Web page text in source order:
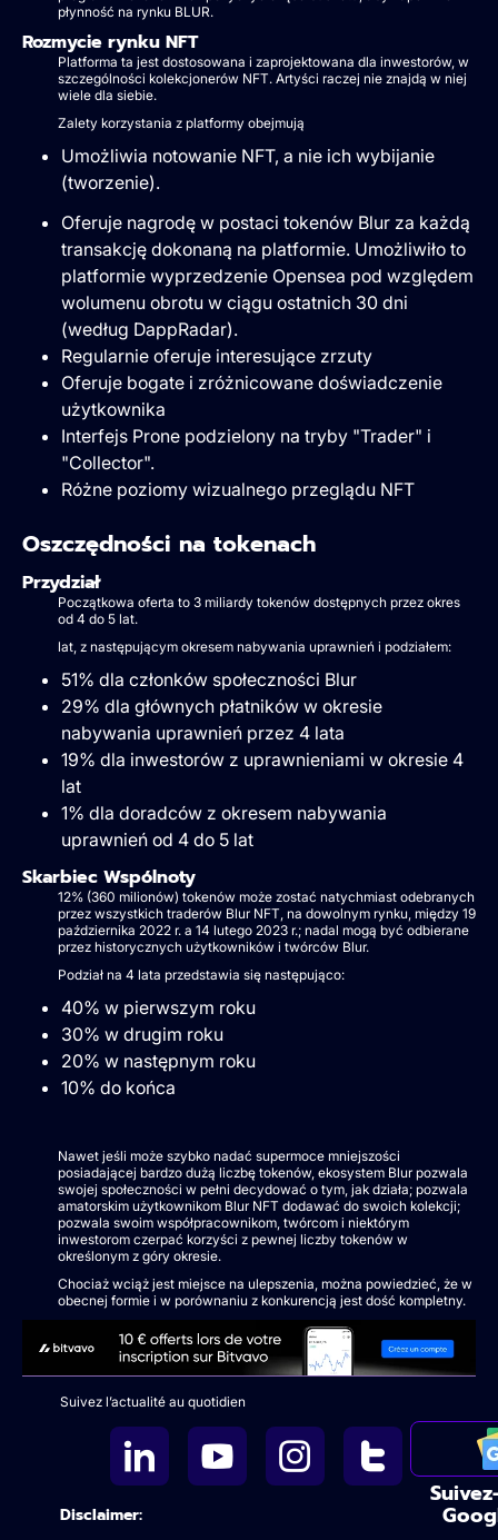
płynność na rynku BLUR.
Rozmycie rynku NFT
Platforma ta jest dostosowana i zaprojektowana dla inwestorów, w
szczególności kolekcjonerów NFT. Artyści raczej nie znajdą w niej
wiele dla siebie.
Zalety korzystania z platformy obejmują
Umożliwia notowanie NFT, a nie ich wybijanie
(tworzenie).
Oferuje nagrodę w postaci tokenów Blur za każdą
transakcję dokonaną na platformie. Umożliwiło to
platformie wyprzedzenie Opensea pod względem
wolumenu obrotu w ciągu ostatnich 30 dni
(według DappRadar).
Regularnie oferuje interesujące zrzuty
Oferuje bogate i zróżnicowane doświadczenie
użytkownika
Interfejs Prone podzielony na tryby "Trader" i
"Collector".
Różne poziomy wizualnego przeglądu NFT
Oszczędności na tokenach
Przydział
Początkowa oferta to 3 miliardy tokenów dostępnych przez okres
od 4 do 5 lat.
lat, z następującym okresem nabywania uprawnień i podziałem:
51% dla członków społeczności Blur
29% dla głównych płatników w okresie
nabywania uprawnień przez 4 lata
19% dla inwestorów z uprawnieniami w okresie 4
lat
1% dla doradców z okresem nabywania
uprawnień od 4 do 5 lat
Skarbiec Wspólnoty
12% (360 milionów) tokenów może zostać natychmiast odebranych
przez wszystkich traderów Blur NFT, na dowolnym rynku, między 19
października 2022 r. a 14 lutego 2023 r.; nadal mogą być odbierane
przez historycznych użytkowników i twórców Blur.
Podział na 4 lata przedstawia się następująco:
40% w pierwszym roku
30% w drugim roku
20% w następnym roku
10% do końca
Nawet jeśli może szybko nadać supermoce mniejszości
posiadającej bardzo dużą liczbę tokenów, ekosystem Blur pozwala
swojej społeczności w pełni decydować o tym, jak działa; pozwala
amatorskim użytkownikom Blur NFT dodawać do swoich kolekcji;
pozwala swoim współpracownikom, twórcom i niektórym
inwestorom czerpać korzyści z pewnej liczby tokenów w
określonym z góry okresie.
Chociaż wciąż jest miejsce na ulepszenia, można powiedzieć, że w
obecnej formie i w porównaniu z konkurencją jest dość kompletny.
Suivez l’actualité au quotidien
Disclaimer: